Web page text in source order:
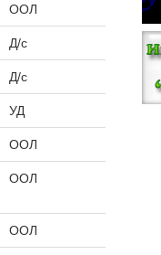
ООЛ
Д/с
Д/с
УД
ООЛ
ООЛ
ООЛ